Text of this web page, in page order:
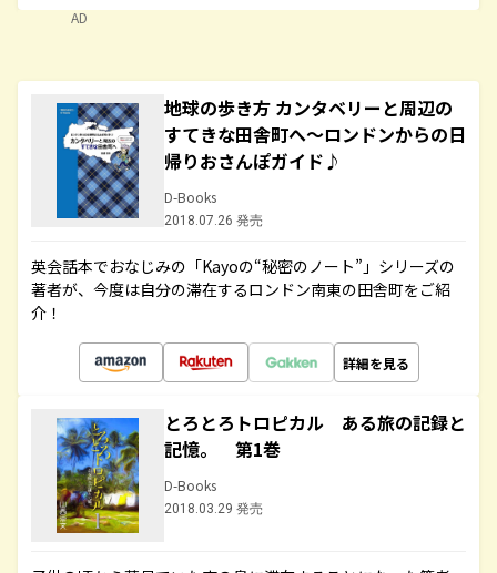
AD
地球の歩き方 カンタベリーと周辺の
すてきな田舎町へ～ロンドンからの日
帰りおさんぽガイド♪
D-Books
2018.07.26 発売
英会話本でおなじみの「Kayoの“秘密のノート”」シリーズの
著者が、今度は自分の滞在するロンドン南東の田舎町をご紹
介！
詳細を見る
とろとろトロピカル ある旅の記録と
記憶。 第1巻
D-Books
2018.03.29 発売